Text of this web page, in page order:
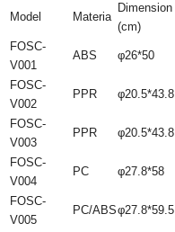
Model Materia
Dimension
(cm)
FOSC-
V001
ABS φ26*50
FOSC-
V002
PPR φ20.5*43.8
FOSC-
V003
PPR φ20.5*43.8
FOSC-
V004
PC φ27.8*58
FOSC-
V005
PC/ABSφ27.8*59.5